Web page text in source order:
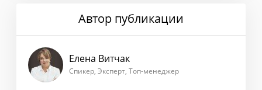
Автор публикации
Елена Витчак
Спикер, Эксперт, Топ-менеджер